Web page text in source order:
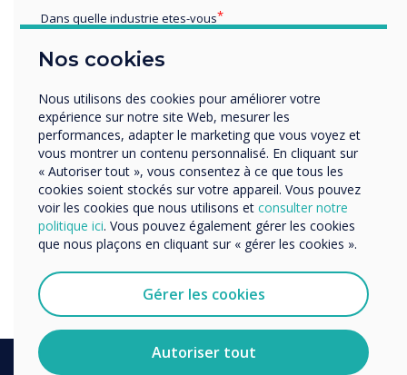
Blog d'invitation de diversité et d'inclusion :
Qui devrait posséder la diversité et
l'inclusion ?
Nos cookies
Nous utilisons des cookies pour améliorer votre
expérience sur notre site Web, mesurer les
performances, adapter le marketing que vous voyez et
vous montrer un contenu personnalisé. En cliquant sur
« Autoriser tout », vous consentez à ce que tous les
cookies soient stockés sur votre appareil. Vous pouvez
voir les cookies que nous utilisons et consulter notre
politique ici. Vous pouvez également gérer les cookies
que nous plaçons en cliquant sur « gérer les cookies ».
Gérer les cookies
Autoriser tout
Dans quelle industrie etes-vous
Enterprise
Organisation Name
Nous aimerions vous contacter au sujet de nos produits
et services par e-mail, téléphone ou courrier.
J'accepte de recevoir des communications de
Clevertouch.
Vous pouvez vous désabonner de ces communications à
tout moment. Consultez notre Politique de confidentialité
pour en savoir plus sur nos modalités de
désabonnement, nos politiques de confidentialité et sur
notre engagement vis-à-vis de la protection et du respect
de la vie privée.